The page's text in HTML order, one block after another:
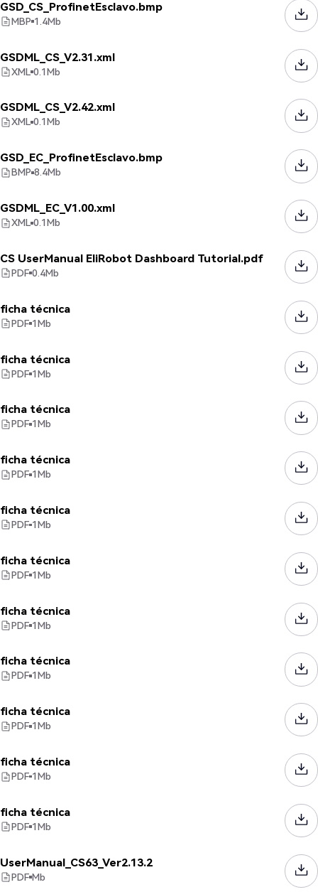
GSD_CS_ProfinetEsclavo.bmp
MBP 1.4Mb
GSDML_CS_V2.31.xml
XML 0.1Mb
GSDML_CS_V2.42.xml
XML 0.1Mb
GSD_EC_ProfinetEsclavo.bmp
BMP 8.4Mb
GSDML_EC_V1.00.xml
XML 0.1Mb
CS UserManual EliRobot Dashboard Tutorial.pdf
PDF 0.4Mb
ficha técnica
PDF 1Mb
ficha técnica
PDF 1Mb
ficha técnica
PDF 1Mb
ficha técnica
PDF 1Mb
ficha técnica
PDF 1Mb
ficha técnica
PDF 1Mb
ficha técnica
PDF 1Mb
ficha técnica
PDF 1Mb
ficha técnica
PDF 1Mb
ficha técnica
PDF 1Mb
ficha técnica
PDF 1Mb
UserManual_CS63_Ver2.13.2
PDF Mb